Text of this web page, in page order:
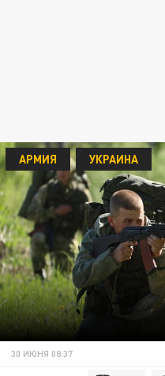
АРМИЯ УКРАИНА
30 ИЮНЯ 08:37